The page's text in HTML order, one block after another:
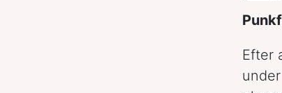
Efter